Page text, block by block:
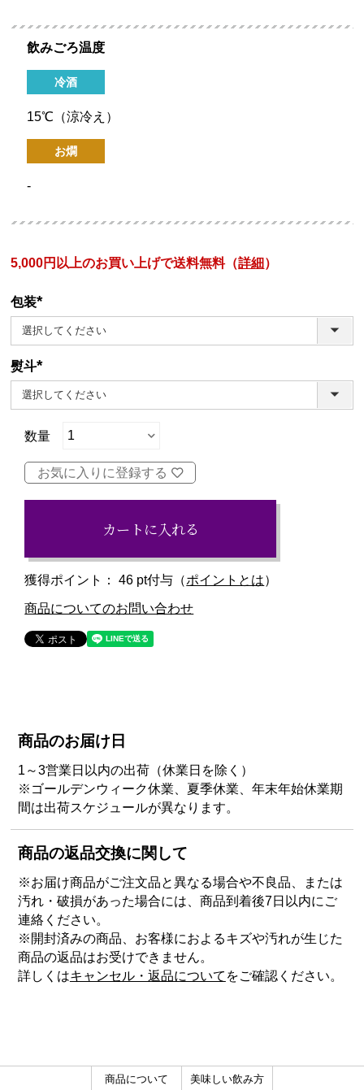
飲みごろ温度
冷酒
15℃（涼冷え）
お燗
-
5,000円以上のお買い上げで送料無料（詳細 ）
包装
(必
須)
熨斗
(必
須)
お気に入りに登録する
カートに入れる
獲得ポイント： 46 pt付与（ポイントとは）
商品についてのお問い合わせ
商品のお届け日
1～3営業日以内の出荷（休業日を除く）
※ゴールデンウィーク休業、夏季休業、年末年始休業期
間は出荷スケジュールが異なります。
商品の返品交換に関して
※お届け商品がご注文品と異なる場合や不良品、または
汚れ・破損があった場合には、商品到着後7日以内にご
連絡ください。
※開封済みの商品、お客様におよるキズや汚れが生じた
商品の返品はお受けできません。
詳しくはキャンセル・返品について をご確認ください。
商品について 美味しい飲み方